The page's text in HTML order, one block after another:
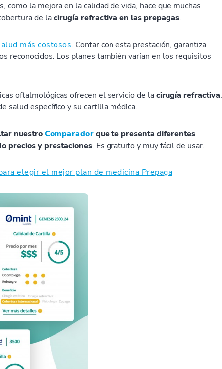
la mejora en la calidad de vida, hace que muchas
de lacirugía refractiva en las prepagas.
más costosos. Contar con esta prestación, garantiza
reconocidos. Los planes también varían en los requisitos
oftalmológicas ofrecen el servicio de lacirugía refractiva.
salud específico y su cartilla médica.
nuestroComparadorque te presenta diferentes
precios y prestaciones. Es gratuito y muy fácil de usar.
elegir el mejor plan de medicina Prepaga